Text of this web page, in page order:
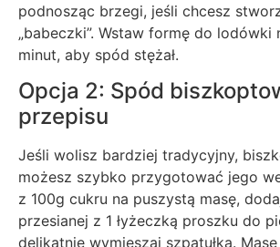
podnosząc brzegi, jeśli chcesz
„babeczki”. Wstaw formę do lodówki
minut, aby spód stężał.
Opcja 2: Spód
przepisu
Jeśli wolisz bardziej tradycyjny,
możesz szybko przygotować jego
z 100g cukru na puszystą masę,
przesianej z 1 łyżeczką proszku do
delikatnie wymieszaj szpatułką.